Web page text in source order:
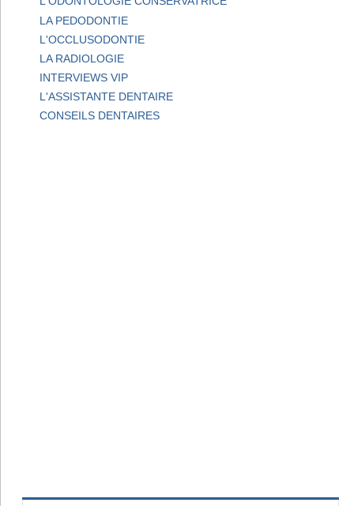
LA PEDODONTIE
L'OCCLUSODONTIE
LA RADIOLOGIE
INTERVIEWS VIP
L'ASSISTANTE DENTAIRE
CONSEILS DENTAIRES